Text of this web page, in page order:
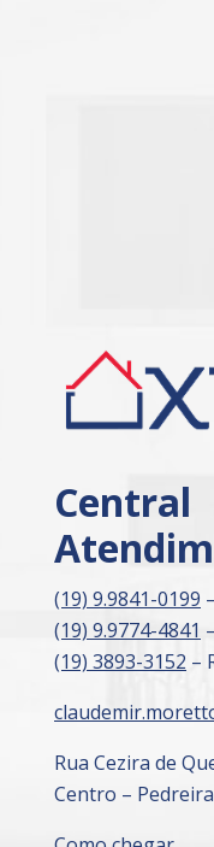
(19) 9.9841-0199
(19) 9.9774-4841
(19) 3893-3152 –
Rua Cezira de
Centro –